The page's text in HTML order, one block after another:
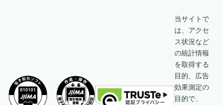
当サイトで
は、アクセ
ス状況など
の統計情報
を取得する
目的、広告
効果測定の
目的で、